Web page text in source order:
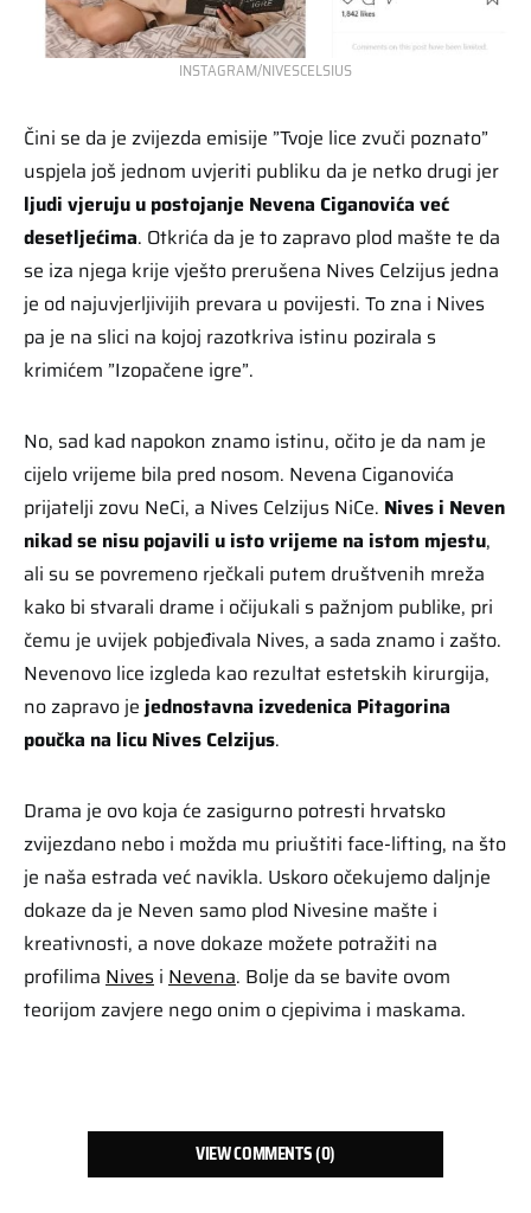
INSTAGRAM/NIVESCELSIUS
Čini se da je zvijezda emisije ”Tvoje lice zvuči poznato”
uspjela još jednom uvjeriti publiku da je netko drugi jer
ljudi vjeruju u postojanje Nevena Ciganovića već
desetljećima. Otkrića da je to zapravo plod mašte te da
se iza njega krije vješto prerušena Nives Celzijus jedna
je od najuvjerljivijih prevara u povijesti. To zna i Nives
pa je na slici na kojoj razotkriva istinu pozirala s
krimićem ”Izopačene igre”.
No, sad kad napokon znamo istinu, očito je da nam je
cijelo vrijeme bila pred nosom. Nevena Ciganovića
prijatelji zovu NeCi, a Nives Celzijus NiCe. Nives i Neven
nikad se nisu pojavili u isto vrijeme na istom mjestu,
ali su se povremeno rječkali putem društvenih mreža
kako bi stvarali drame i očijukali s pažnjom publike, pri
čemu je uvijek pobjeđivala Nives, a sada znamo i zašto.
Nevenovo lice izgleda kao rezultat estetskih kirurgija,
no zapravo jejednostavna izvedenica Pitagorina
poučka na licu Nives Celzijus.
Drama je ovo koja će zasigurno potresti hrvatsko
zvijezdano nebo i možda mu priuštiti face-lifting, na što
je naša estrada već navikla. Uskoro očekujemo daljnje
dokaze da je Neven samo plod Nivesine mašte i
kreativnosti, a nove dokaze možete potražiti na
profilima Nives i Nevena. Bolje da se bavite ovom
teorijom zavjere nego onim o cjepivima i maskama.
VIEW COMMENTS (0)